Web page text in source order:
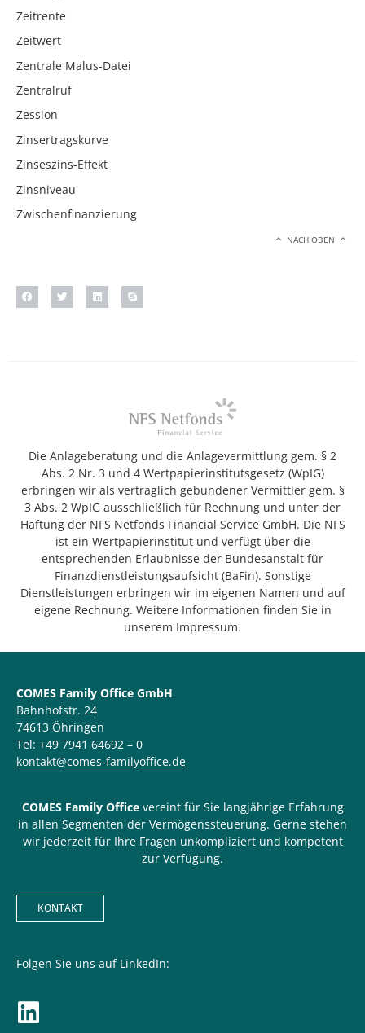
Zeitrente
Zeitwert
Zentrale Malus-Datei
Zentralruf
Zession
Zinsertragskurve
Zinseszins-Effekt
Zinsniveau
Zwischenfinanzierung
NACH OBEN
Die Anlageberatung und die Anlagevermittlung gem. § 2
Abs. 2 Nr. 3 und 4 Wertpapierinstitutsgesetz (WpIG)
erbringen wir als vertraglich gebundener Vermittler gem. §
3 Abs. 2 WpIG ausschließlich für Rechnung und unter der
Haftung der NFS Netfonds Financial Service GmbH. Die NFS
ist ein Wertpapierinstitut und verfügt über die
entsprechenden Erlaubnisse der Bundesanstalt für
Finanzdienstleistungsaufsicht (BaFin). Sonstige
Dienstleistungen erbringen wir im eigenen Namen und auf
eigene Rechnung. Weitere Informationen finden Sie in
unserem Impressum.
COMES Family Office GmbH
Bahnhofstr. 24
74613 Öhringen
Tel: +49 7941 64692 – 0
kontakt@comes-familyoffice.de
COMES Family Office vereint für Sie langjährige Erfahrung
in allen Segmenten der Vermögenssteuerung. Gerne stehen
wir jederzeit für Ihre Fragen unkompliziert und kompetent
zur Verfügung.
KONTAKT
Folgen Sie uns auf LinkedIn: